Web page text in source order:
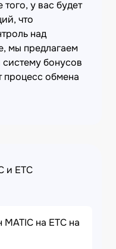
у вас будет
что
над
мы предлагаем
бонусов
процесс обмена
и ETC
на ETC на